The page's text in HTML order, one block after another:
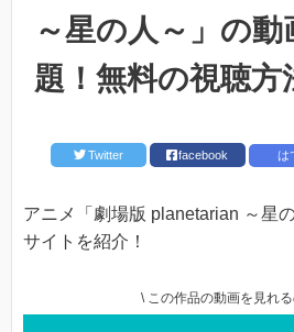
～星の人～」の動
題！無料の視聴方
Twitter facebook は
アニメ「劇場版 planetarian ～星
サイトを紹介！
\ この作品の動画を見れ